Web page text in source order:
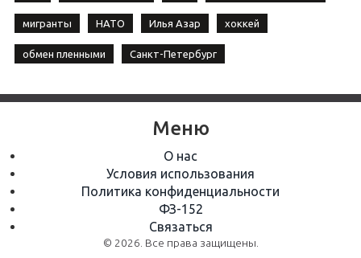
мигранты НАТО Илья Азар хоккей
обмен пленными Санкт-Петербург
Меню
О нас
Условия использования
Политика конфиденциальности
ФЗ-152
Связаться
© 2026. Все права защищены.